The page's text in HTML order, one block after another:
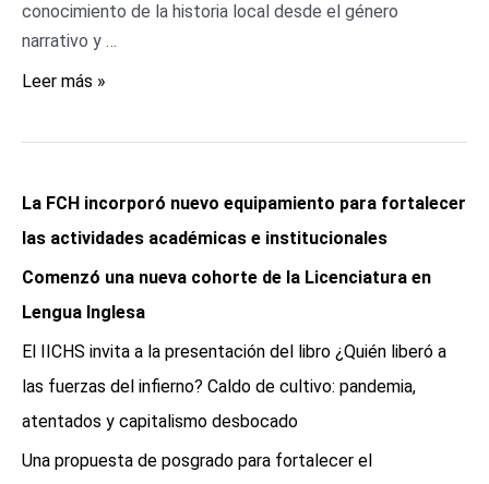
conocimiento de la historia local desde el género
narrativo y …
Leer más »
La FCH incorporó nuevo equipamiento para fortalecer
las actividades académicas e institucionales
Comenzó una nueva cohorte de la Licenciatura en
Lengua Inglesa
El IICHS invita a la presentación del libro ¿Quién liberó a
las fuerzas del infierno? Caldo de cultivo: pandemia,
atentados y capitalismo desbocado
Una propuesta de posgrado para fortalecer el